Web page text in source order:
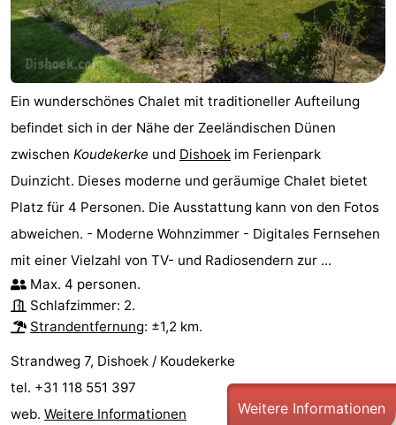
Ein wunderschönes Chalet mit traditioneller Aufteilung
befindet sich in der Nähe der Zeeländischen Dünen
zwischen Koudekerke und Dishoek im Ferienpark
Duinzicht. Dieses moderne und geräumige Chalet bietet
Platz für 4 Personen. Die Ausstattung kann von den Fotos
abweichen. - Moderne Wohnzimmer - Digitales Fernsehen
mit einer Vielzahl von TV- und Radiosendern zur ...
Max. 4 personen.
Schlafzimmer: 2.
Strandentfernung: ±1,2 km.
Strandweg 7, Dishoek / Koudekerke
tel. +31 118 551 397
web. Weitere Informationen Weitere Informationen